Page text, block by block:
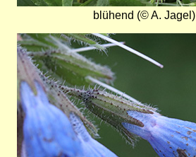
blühend (© A. Jagel)
Bild